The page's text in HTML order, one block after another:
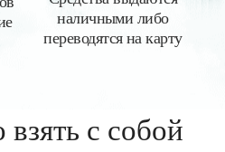
наличными либо
переводятся на карту
с собой